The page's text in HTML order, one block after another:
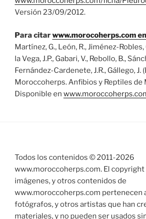
Versión 23/09/2012.
Para citarwww.morocoherps.com en
Martínez, G., León, R., Jiménez-Robles,
la Vega, J.P., Gabari, V., Rebollo, B.,
Fernández-Cardenete, J.R., Gállego, J.
Moroccoherps. Anfibios y Reptiles de
Disponible en
Todos los contenidos © 2011-2026
www.moroccoherps.com. El
imágenes, y otros contenidos de
www.moroccoherps.com pertenecen
fotógrafos, y otros artistas que han
materiales, y no pueden ser usados